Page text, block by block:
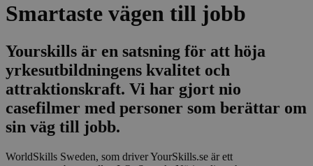
Smartaste vägen till jobb
Yourskills är en satsning för att höja
yrkesutbildningens kvalitet och
attraktionskraft. Vi har gjort nio
casefilmer med personer som berättar om
sin väg till jobb.
WorldSkills Sweden, som driver YourSkills.se är ett